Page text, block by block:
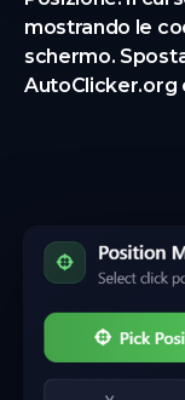
mostrando le
schermo.
AutoClicker.org